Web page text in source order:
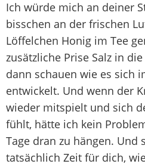
Ich würde mich an deiner
bisschen an der frischen
Löffelchen Honig im Tee
zusätzliche Prise Salz in
dann schauen wie es sich
entwickelt. Und wenn der
wieder mitspielt und sich
fühlt, hätte ich kein
Tage dran zu hängen.
tatsächlich Zeit für dich,